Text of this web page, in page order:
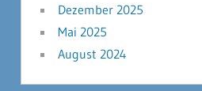
Dezember 2025
Mai 2025
August 2024